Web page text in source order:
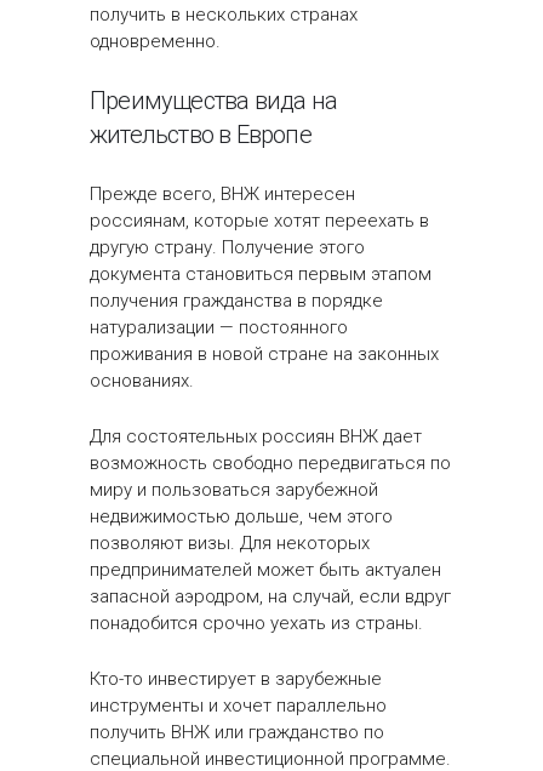
получить в нескольких странах
одновременно.
Преимущества вида на
жительство в Европе
Прежде всего, ВНЖ интересен
россиянам, которые хотят переехать в
другую страну. Получение этого
документа становиться первым этапом
получения гражданства в порядке
натурализации — постоянного
проживания в новой стране на законных
основаниях.
Для состоятельных россиян ВНЖ дает
возможность свободно передвигаться по
миру и пользоваться зарубежной
недвижимостью дольше, чем этого
позволяют визы. Для некоторых
предпринимателей может быть актуален
запасной аэродром, на случай, если вдруг
понадобится срочно уехать из страны.
Кто-то инвестирует в зарубежные
инструменты и хочет параллельно
получить ВНЖ или гражданство по
специальной инвестиционной программе.